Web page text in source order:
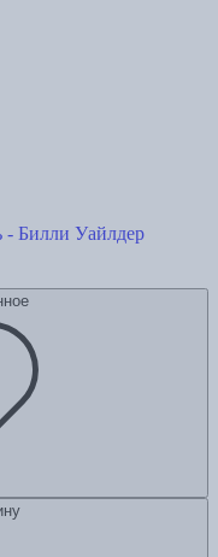
- Билли Уайлдер